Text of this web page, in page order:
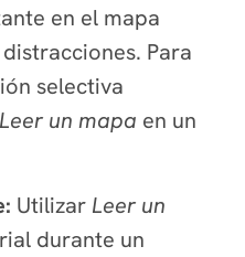
en el mapa
Para
selectiva
Leer un mapa en un
Utilizar Leer un
durante un